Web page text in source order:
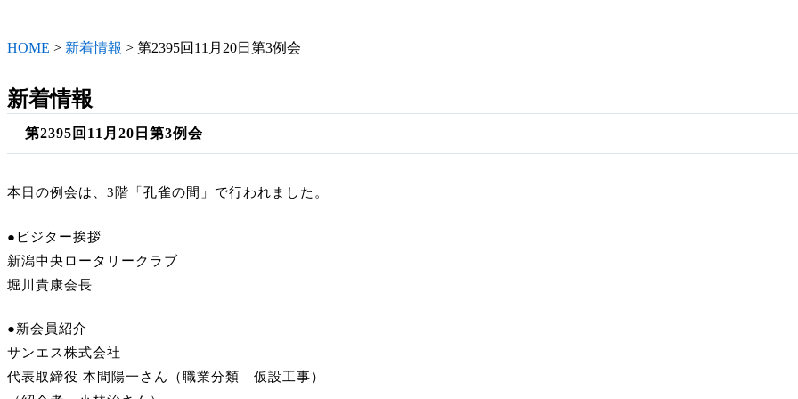
HOME > 新着情報 > 第2395回11月20日第3例会
新着情報
第2395回11月20日第3例会
本日の例会は、3階「孔雀の間」で行われました。
●ビジター挨拶
新潟中央ロータリークラブ
堀川貴康会長
●新会員紹介
サンエス株式会社
代表取締役 本間陽一さん（職業分類 仮設工事）